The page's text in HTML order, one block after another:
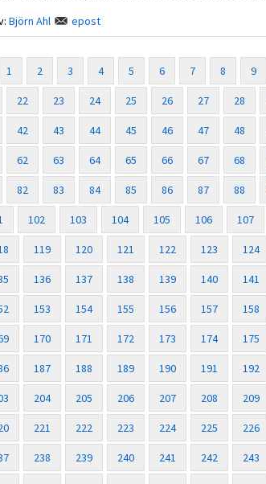
Björn Ahl epost
1 2 3 4 5 6 7 8 9
22 23 24 25 26 27 28
42 43 44 45 46 47 48
62 63 64 65 66 67 68
82 83 84 85 86 87 88
102 103 104 105 106 107
119 120 121 122 123 124
136 137 138 139 140 141
153 154 155 156 157 158
170 171 172 173 174 175
187 188 189 190 191 192
204 205 206 207 208 209
221 222 223 224 225 226
238 239 240 241 242 243